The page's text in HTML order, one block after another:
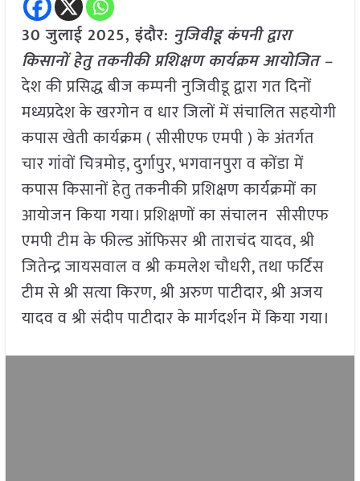
30 जुलाई 2025,इंदौर: नुजिवीडू कंपनी द्वारा
किसानों हेतु तकनीकी प्रशिक्षण कार्यक्रम आयोजित –
देश की प्रसिद्ध बीज कम्पनी नुजिवीडू द्वारा गत दिनों
मध्यप्रदेश के खरगोन व धार जिलों में संचालित सहयोगी
कपास खेती कार्यक्रम ( सीसीएफ एमपी ) के अंतर्गत
चार गांवों चित्रमोड़, दुर्गापुर, भगवानपुरा व कोंडा में
कपास किसानों हेतु तकनीकी प्रशिक्षण कार्यक्रमों का
आयोजन किया गया। प्रशिक्षणों का संचालन सीसीएफ
एमपी टीम के फील्ड ऑफिसर श्री ताराचंद यादव, श्री
जितेन्द्र जायसवाल व श्री कमलेश चौधरी, तथा फर्टिस
टीम से श्री सत्या किरण, श्री अरुण पाटीदार, श्री अजय
यादव व श्री संदीप पाटीदार के मार्गदर्शन में किया गया।